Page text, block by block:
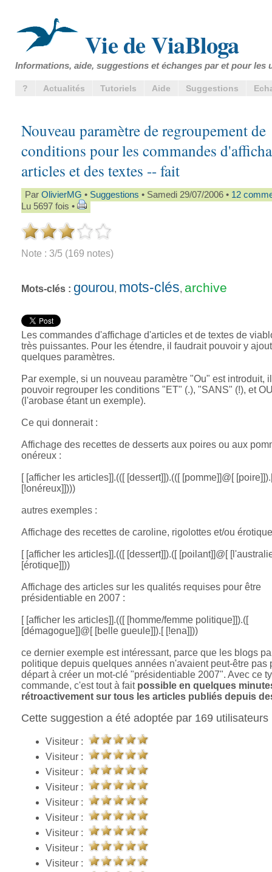
Vie de ViaBloga
Informations, aide, suggestions et échanges par et pour les
? Actualités Tutoriels Aide Suggestions
Nouveau paramètre de regroupement de
conditions pour les commandes
articles et des textes -- fait
Par OlivierMG • Suggestions • Samedi 29/07/2006 • 12
Lu 5697 fois •
Note : 3/5 (169 notes)
Mots-clés : gourou, mots-clés, archive
Les commandes d'affichage d'articles et de textes de
très puissantes. Pour les étendre, il faudrait pouvoir y
quelques paramètres.
Par exemple, si un nouveau paramètre "Ou" est introduit,
pouvoir regrouper les conditions "ET" (.), "SANS" (!), et
(l'arobase étant un exemple).
Ce qui donnerait :
Affichage des recettes de desserts aux poires ou aux
onéreux :
[ [afficher les articles]].(([ [dessert]]).(([ [pomme]]@[
[!onéreux]])))
autres exemples :
Affichage des recettes de caroline, rigolottes et/ou
[ [afficher les articles]].(([ [dessert]]).([ [poilant]]@[
[érotique]]))
Affichage des articles sur les qualités requises pour être
présidentiable en 2007 :
[ [afficher les articles]].(([ [homme/femme politique]]).([
[démagogue]]@[ [belle gueule]]).[ [!ena]]))
ce dernier exemple est intéressant, parce que les blogs
politique depuis quelques années n'avaient peut-être pas
départ à créer un mot-clé "présidentiable 2007". Avec ce
commande, c'est tout à fait possible en quelques
rétroactivement sur tous les articles publiés depuis
Cette suggestion a été adoptée par 169 utilisateurs
Visiteur :
Visiteur :
Visiteur :
Visiteur :
Visiteur :
Visiteur :
Visiteur :
Visiteur :
Visiteur :